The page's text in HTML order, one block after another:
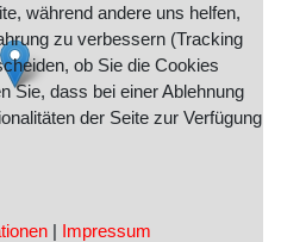
während andere uns helfen,
zu verbessern (Tracking
ob Sie die Cookies
Sie, dass bei einer Ablehnung
der Seite zur Verfügung
| Impressum